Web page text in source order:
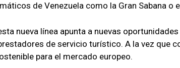
de Venezuela como la Gran Sabana o
nueva línea apunta a nuevas
de servicio turístico. A la vez que
para el mercado europeo.